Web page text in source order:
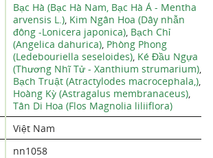
Bạc Hà (Bạc Hà Nam, Bạc Hà Á - Mentha
arvensis L.), Kim Ngân Hoa (Dây nhẫn
đông -Lonicera japonica), Bạch Chỉ
(Angelica dahurica), Phòng Phong
(Ledebouriella seseloides), Ké Đầu Ngựa
(Thương Nhĩ Tử - Xanthium strumarium),
Bạch Truật (Atractylodes macrocephala,),
Hoàng Kỳ (Astragalus membranaceus),
Tân Di Hoa (Flos Magnolia liliiflora)
Việt Nam
nn1058